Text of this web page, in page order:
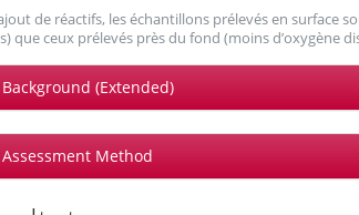
de réactifs, les échantillons prélevés en surface
que ceux prélevés près du fond (moins d’oxygène
Background (Extended)
Assessment Method